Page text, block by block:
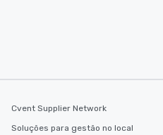
Cvent Supplier Network
Soluções para gestão no local